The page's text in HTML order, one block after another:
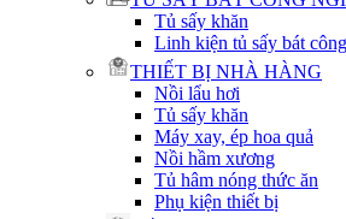
Tủ sấy khăn
Linh kiện tủ sấy bát
THIẾT BỊ NHÀ HÀNG
Nồi lẩu hơi
Tủ sấy khăn
Máy xay, ép hoa quả
Nồi hầm xương
Tủ hâm nóng thức ăn
Phụ kiện thiết bị